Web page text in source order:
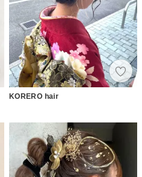
KORERO hair